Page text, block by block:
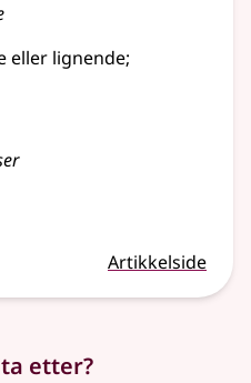
eller lignende;
Artikkelside
etter?